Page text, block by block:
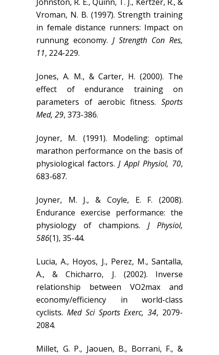
Vroman, N. B. (1997). Strength training
in female distance runners: Impact on
runnung economy. J Strength Con Res,
11, 224-229.
Jones, A. M., & Carter, H. (2000). The
effect of endurance training on
parameters of aerobic fitness. Sports
Med, 29, 373-386.
Joyner, M. (1991). Modeling: optimal
marathon performance on the basis of
physiological factors.J Appl Physiol, 70,
683-687.
Joyner, M. J., & Coyle, E. F. (2008).
Endurance exercise performance: the
physiology of champions. J Physiol,
586(1), 35-44.
Lucia, A., Hoyos, J., Perez, M., Santalla,
A., & Chicharro, J. (2002). Inverse
relationship between VO2max and
economy/efficiency in world-class
cyclists. Med Sci Sports Exerc, 34, 2079-
2084.
Millet, G. P., Jaouen, B., Borrani, F., &